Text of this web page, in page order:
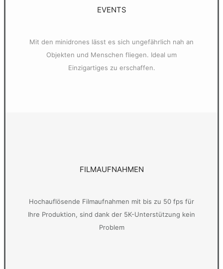
EVENTS
Mit den minidrones lässt es sich ungefährlich nah an
Objekten und Menschen fliegen. Ideal um
Einzigartiges zu erschaffen.
FILMAUFNAHMEN
Hochauflösende Filmaufnahmen mit bis zu 50 fps für
Ihre Produktion, sind dank der 5K-Unterstützung kein
Problem